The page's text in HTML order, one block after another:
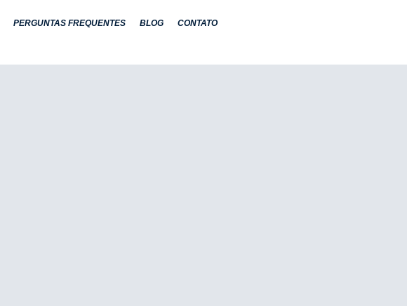
PERGUNTAS FREQUENTES BLOG CONTATO